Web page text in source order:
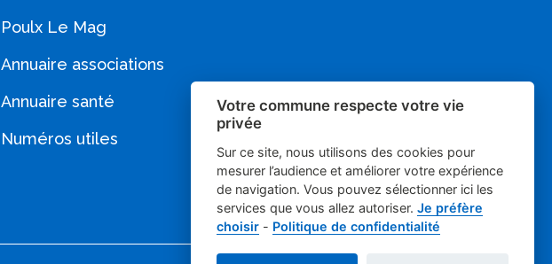
Poulx Le Mag
Annuaire associations
Annuaire santé
Numéros utiles
Votre commune respecte votre vie
privée
Sur ce site, nous utilisons des cookies pour
mesurer l’audience et améliorer votre expérience
de navigation. Vous pouvez sélectionner ici les
services que vous allez autoriser. Je préfère
choisir- Politique de confidentialité